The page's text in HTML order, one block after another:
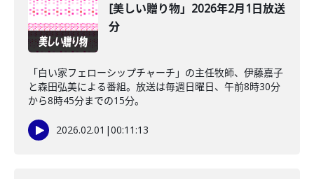
[美しい贈り物」2026年2月1日放送
分
「白い家フェローシップチャーチ」の主任牧師、伊藤嘉子
と森田弘美による番組。放送は毎週日曜日、午前8時30分
から8時45分までの15分。
2026.02.01 |00:11:13